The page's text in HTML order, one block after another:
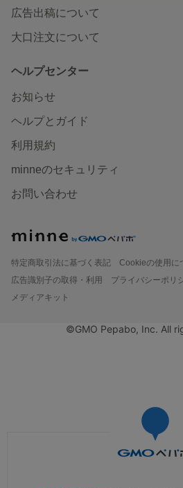
広告出稿について
大口注文について
ヘルプセンター
お知らせ
ヘルプとガイド
利用規約
minneのセキュリティ
お問い合わせ
特定商取引法に基づく表記
Cookieの使用に
広告識別子の取得・利用
プライバシーポリ
メディアキット
©GMO Pepabo, Inc. All